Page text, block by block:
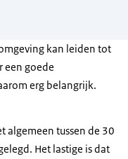
kan leiden tot
een goede
erg belangrijk.
algemeen tussen de 30
Het lastige is dat